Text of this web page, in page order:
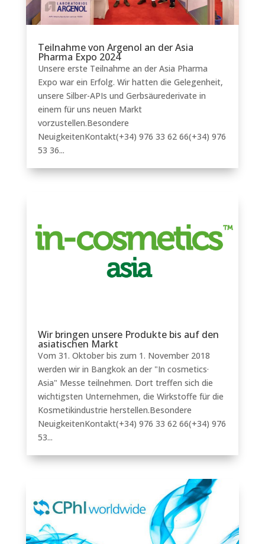
Teilnahme von Argenol an der Asia
Pharma Expo 2024
Unsere erste Teilnahme an der Asia Pharma
Expo war ein Erfolg. Wir hatten die Gelegenheit,
unsere Silber-APIs und Gerbsäurederivate in
einem für uns neuen Markt
vorzustellen.Besondere
NeuigkeitenKontakt(+34) 976 33 62 66(+34) 976
53 36...
Wir bringen unsere Produkte bis auf den
asiatischen Markt
Vom 31. Oktober bis zum 1. November 2018
werden wir in Bangkok an der "In cosmetics·
Asia" Messe teilnehmen. Dort treffen sich die
wichtigsten Unternehmen, die Wirkstoffe für die
Kosmetikindustrie herstellen.Besondere
NeuigkeitenKontakt(+34) 976 33 62 66(+34) 976
53...